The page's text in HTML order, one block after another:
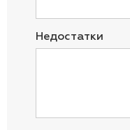
Недостатки